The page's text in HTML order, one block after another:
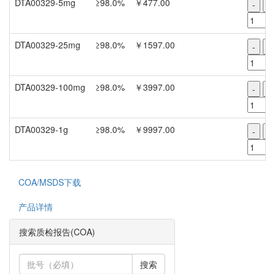
DTA00329-5mg
≥98.0% ￥477.00 -
DTA00329-25mg ≥98.0% ￥1597.00 -
DTA00329-100mg ≥98.0% ￥3997.00 -
DTA00329-1g ≥98.0% ￥9997.00 -
COA/MSDS下载
产品详情
搜索质检报告(COA)
搜索